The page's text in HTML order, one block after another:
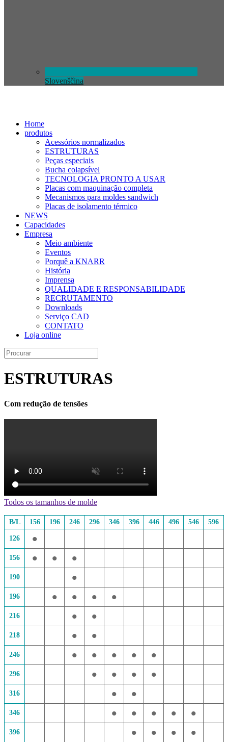
Slovenščina
Home
produtos
Acessórios normalizados
ESTRUTURAS
Peças especiais
Bucha colapsível
TECNOLOGIA PRONTO A USAR
Placas com maquinação completa
Mecanismos para moldes sandwich
Placas de isolamento térmico
NEWS
Capacidades
Empresa
Meio ambiente
Eventos
Porquê a KNARR
História
Imprensa
QUALIDADE E RESPONSABILIDADE
RECRUTAMENTO
Downloads
Serviço CAD
CONTATO
Loja online
ESTRUTURAS
Com redução de tensões
Todos os tamanhos de molde
B/L 156 196 246 296 346 396 446 496 546 596
126 •
156 • • •
190 •
196 • • • •
216 • •
218 • •
246 • • • • •
296 • • • •
316 • •
346 • • • • •
396 • • • •